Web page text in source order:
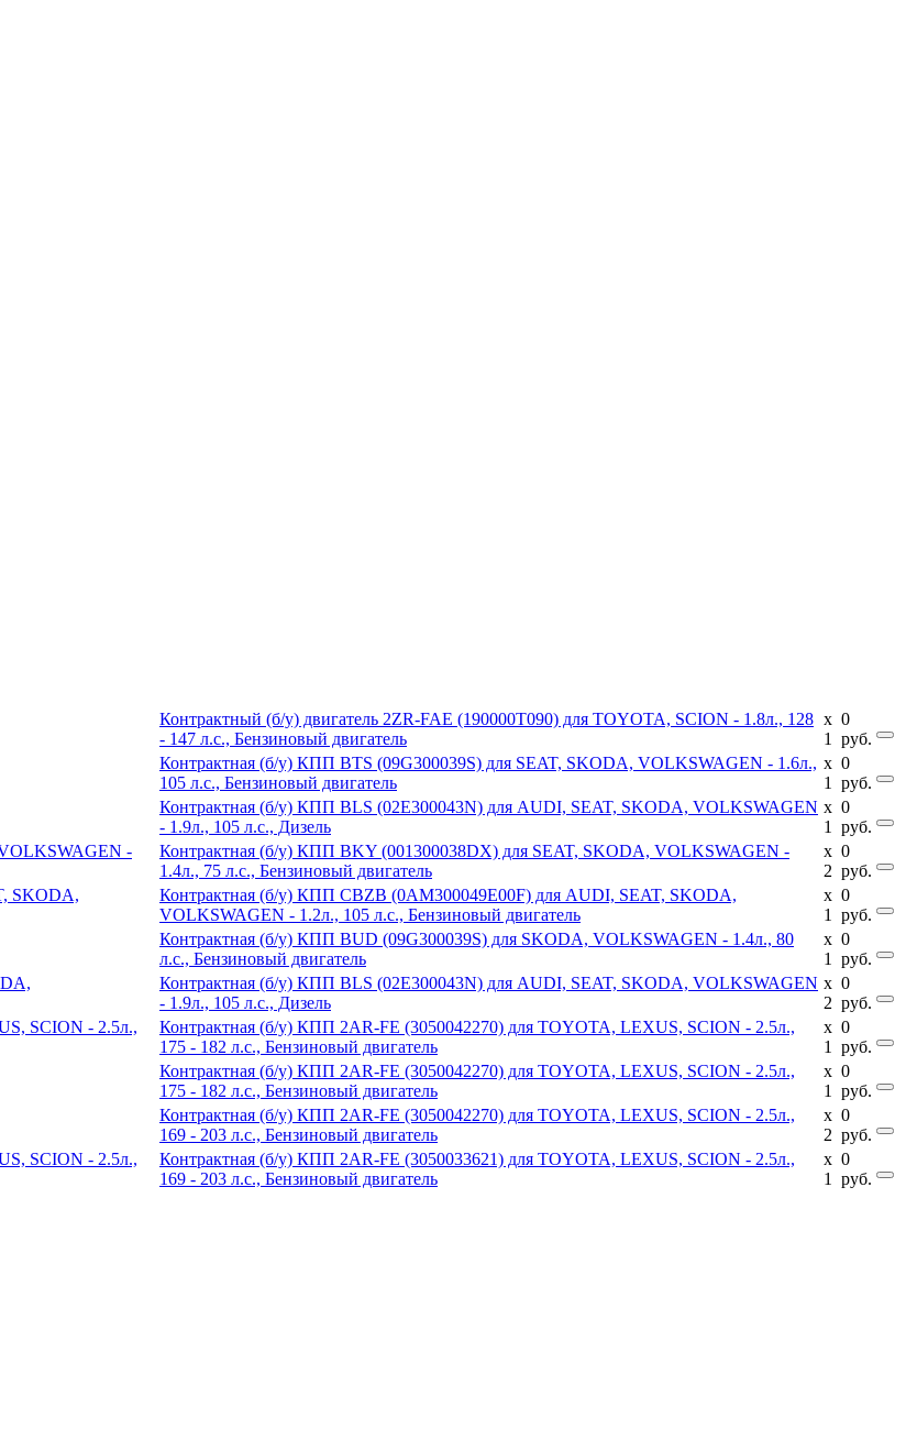
Контрактный (б/у) двигатель 2ZR-FAE (190000T090) для TOYOTA, SCION - 1.8л., 128
- 147 л.с., Бензиновый двигатель
x
1
0
руб.
Контрактная (б/у) КПП BTS (09G300039S) для SEAT, SKODA, VOLKSWAGEN - 1.6л.,
105 л.с., Бензиновый двигатель
x
1
0
руб.
Контрактная (б/у) КПП BLS (02E300043N) для AUDI, SEAT, SKODA, VOLKSWAGEN
- 1.9л., 105 л.с., Дизель
x
1
0
руб.
Контрактная (б/у) КПП BKY (001300038DX) для SEAT, SKODA, VOLKSWAGEN -
1.4л., 75 л.с., Бензиновый двигатель
x
2
0
руб.
Контрактная (б/у) КПП CBZB (0AM300049E00F) для AUDI, SEAT, SKODA,
VOLKSWAGEN - 1.2л., 105 л.с., Бензиновый двигатель
x
1
0
руб.
Контрактная (б/у) КПП BUD (09G300039S) для SKODA, VOLKSWAGEN - 1.4л., 80
л.с., Бензиновый двигатель
x
1
0
руб.
Контрактная (б/у) КПП BLS (02E300043N) для AUDI, SEAT, SKODA, VOLKSWAGEN
- 1.9л., 105 л.с., Дизель
x
2
0
руб.
Контрактная (б/у) КПП 2AR-FE (3050042270) для TOYOTA, LEXUS, SCION - 2.5л.,
175 - 182 л.с., Бензиновый двигатель
x
1
0
руб.
Контрактная (б/у) КПП 2AR-FE (3050042270) для TOYOTA, LEXUS, SCION - 2.5л.,
175 - 182 л.с., Бензиновый двигатель
x
1
0
руб.
Контрактная (б/у) КПП 2AR-FE (3050042270) для TOYOTA, LEXUS, SCION - 2.5л.,
169 - 203 л.с., Бензиновый двигатель
x
2
0
руб.
Контрактная (б/у) КПП 2AR-FE (3050033621) для TOYOTA, LEXUS, SCION - 2.5л.,
169 - 203 л.с., Бензиновый двигатель
x
1
0
руб.